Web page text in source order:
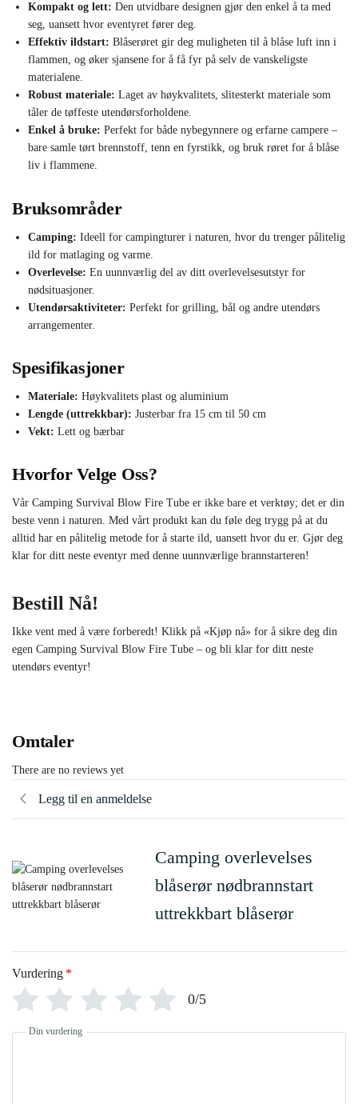
Kompakt og lett: Den utvidbare designen gjør den enkel å ta med
seg, uansett hvor eventyret fører deg.
Effektiv ildstart: Blåserøret gir deg muligheten til å blåse luft inn i
flammen, og øker sjansene for å få fyr på selv de vanskeligste
materialene.
Robust materiale: Laget av høykvalitets, slitesterkt materiale som
tåler de tøffeste utendørsforholdene.
Enkel å bruke: Perfekt for både nybegynnere og erfarne campere –
bare samle tørt brennstoff, tenn en fyrstikk, og bruk røret for å blåse
liv i flammene.
Bruksområder
Camping: Ideell for campingturer i naturen, hvor du trenger pålitelig
ild for matlaging og varme.
Overlevelse: En uunnværlig del av ditt overlevelsesutstyr for
nødsituasjoner.
Utendørsaktiviteter: Perfekt for grilling, bål og andre utendørs
arrangementer.
Spesifikasjoner
Materiale: Høykvalitets plast og aluminium
Lengde (uttrekkbar): Justerbar fra 15 cm til 50 cm
Vekt: Lett og bærbar
Hvorfor Velge Oss?
Vår Camping Survival Blow Fire Tube er ikke bare et verktøy; det er din
beste venn i naturen. Med vårt produkt kan du føle deg trygg på at du
alltid har en pålitelig metode for å starte ild, uansett hvor du er. Gjør deg
klar for ditt neste eventyr med denne uunnværlige brannstarteren!
Bestill Nå!
Ikke vent med å være forberedt! Klikk på «Kjøp nå» for å sikre deg din
egen Camping Survival Blow Fire Tube – og bli klar for ditt neste
utendørs eventyr!
Omtaler
There are no reviews yet
Legg til en anmeldelse
Camping overlevelses
blåserør nødbrannstart
uttrekkbart blåserør
Vurdering *
0/5
Din vurdering